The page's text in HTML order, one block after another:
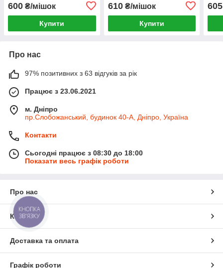
600 ₴/мішок
Купити
610₴/мішок
Купити
605
Про нас
97% позитивних з 63 відгуків за рік
Працює з 23.06.2021
м. Дніпро
пр.Слобожанський, будинок 40-А, Дніпро, Україна
Контакти
Сьогодні працює з 08:30 до 18:00
Показати весь графік роботи
Про нас
Контакти
Доставка та оплата
Графік роботи
КНОПКА
ЗВ'ЯЗКУ